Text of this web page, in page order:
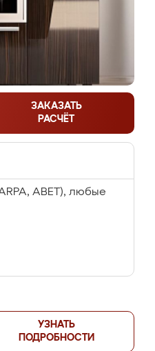
ЗАКАЗАТЬ
РАСЧЁТ
ABET), любые
УЗНАТЬ
ПОДРОБНОСТИ